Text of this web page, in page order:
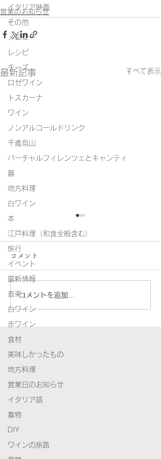
イタリア映画
その他
メニュー
レシピ
チーズ
ロゼワイン
トスカーナ
ワイン
ノンアルコールドリンク
千歳烏山
バーチャルフィレンツェとキャンティ
器
地方料理
白ワイン
本
江戸料理（和食全般含む）
旅行
イベント
最新情報
音楽
白ワイン
赤ワイン
食材
美味しかったもの
地方料理
営業日のお知らせ
イタリア語
着物
DIY
ワインの旅路
営業のお知らせ
最新記事 すべて表示
Buon Viaggio! 今年のお盆
コメント
コメントを追加…